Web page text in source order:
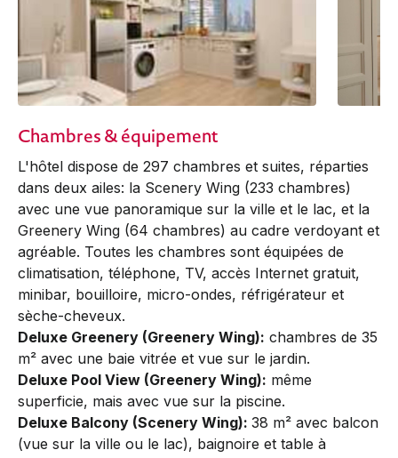
Chambres & équipement
L'hôtel dispose de 297 chambres et suites, réparties
dans deux ailes: la Scenery Wing (233 chambres)
avec une vue panoramique sur la ville et le lac, et la
Greenery Wing (64 chambres) au cadre verdoyant et
agréable. Toutes les chambres sont équipées de
climatisation, téléphone, TV, accès Internet gratuit,
minibar, bouilloire, micro-ondes, réfrigérateur et
sèche-cheveux.
Deluxe Greenery (Greenery Wing): chambres de 35
m² avec une baie vitrée et vue sur le jardin.
Deluxe Pool View (Greenery Wing): même
superficie, mais avec vue sur la piscine.
Deluxe Balcony (Scenery Wing): 38 m² avec balcon
(vue sur la ville ou le lac), baignoire et table à